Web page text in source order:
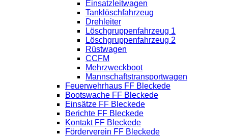
Einsatzleitwagen
Tanklöschfahrzeug
Drehleiter
Löschgruppenfahrzeug 1
Löschgruppenfahrzeug 2
Rüstwagen
CCFM
Mehrzweckboot
Mannschaftstransportwagen
Feuerwehrhaus FF Bleckede
Bootswache FF Bleckede
Einsätze FF Bleckede
Berichte FF Bleckede
Kontakt FF Bleckede
Förderverein FF Bleckede